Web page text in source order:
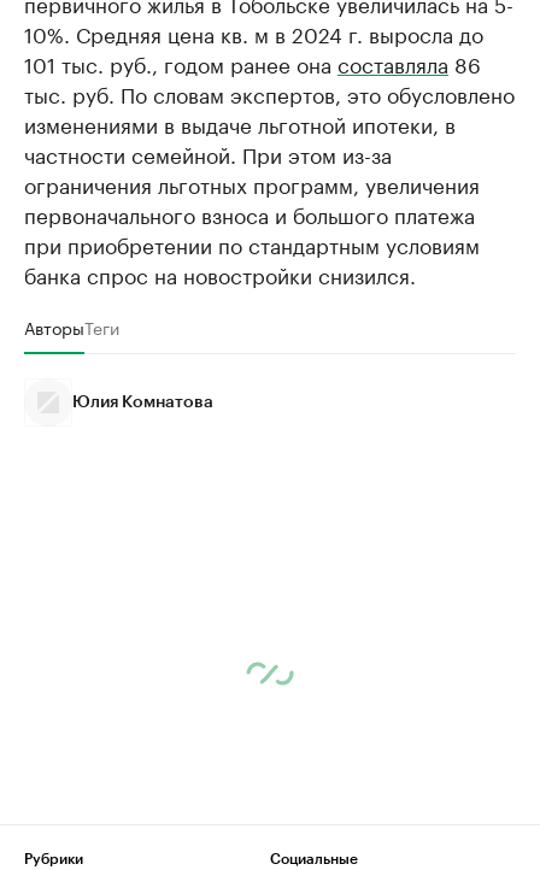
10%. Средняя цена кв. м в 2024 г. выросла до
101 тыс. руб., годом ранее она составляла 86
тыс. руб. По словам экспертов, это обусловлено
изменениями в выдаче льготной ипотеки, в
частности семейной. При этом из-за
ограничения льготных программ, увеличения
первоначального взноса и большого платежа
при приобретении по стандартным условиям
банка спрос на новостройки снизился.
АвторыТеги
Юлия Комнатова
Рубрики
Социальные